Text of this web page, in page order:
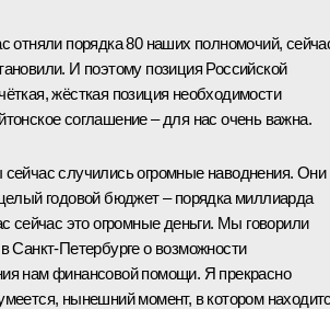
отняли порядка 80 наших полномочий,
И поэтому позиция Российской
жёсткая позиция необходимости
соглашение – для нас очень важна.
случились огромные наводнения. Они
годовой бюджет – порядка миллиарда
сейчас это огромные деньги. Мы говорили
Санкт-Петербурге о возможности
нам финансовой помощи. Я прекрасно
нынешний момент, в котором